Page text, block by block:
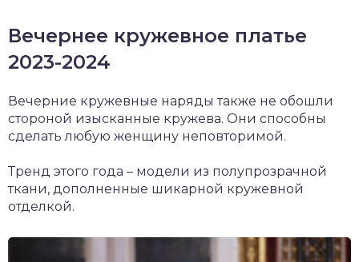
Вечернее кружевное платье
2023-2024
Вечерние кружевные наряды также не обошли
стороной изысканные кружева. Они способны
сделать любую женщину неповторимой.
Тренд этого года – модели из полупрозрачной
ткани, дополненные шикарной кружевной
отделкой.